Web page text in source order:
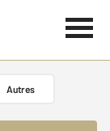
Autres